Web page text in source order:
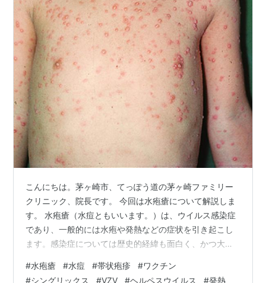
こんにちは。茅ヶ崎市、てっぽう道の茅ヶ崎ファミリー
クリニック、院長です。 今回は水疱瘡について解説しま
す。 水疱瘡（水痘ともいいます。）は、ウイルス感染症
であり、一般的には水疱や発熱などの症状を引き起こし
ます。感染症については歴史的経緯も面白く、かつ大事
しくすこし解説します。 水疱瘡の歴史古代から中世： 水
#水疱瘡 #水痘 #帯状疱疹 #ワクチン
#シングリックス #VZV #ヘルペスウイルス #発熱